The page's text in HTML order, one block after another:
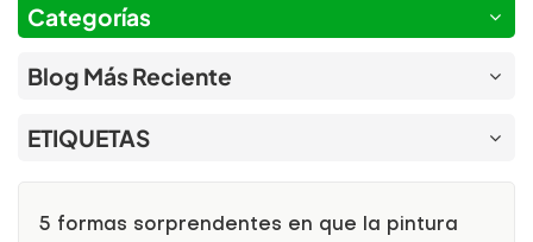
Categorías
Blog Más Reciente
ETIQUETAS
5 formas sorprendentes en que la pintura